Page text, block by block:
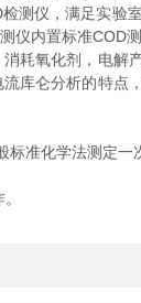
仪，满足实验
内置标准COD
氧化剂，电解
库仑分析的特
准化学法测定一